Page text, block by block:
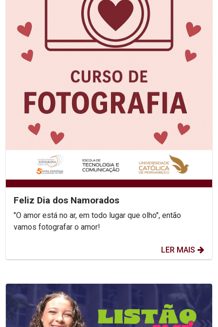
Feliz Dia dos Namorados
"O amor está no ar, em todo lugar que olho", então
vamos fotografar o amor!
LER MAIS